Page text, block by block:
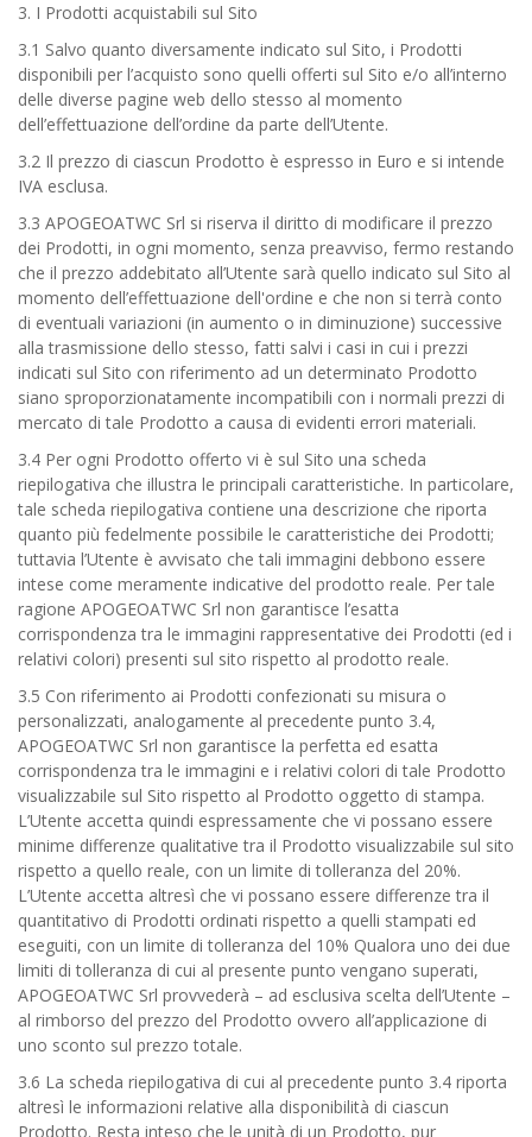
3. I Prodotti acquistabili sul Sito
3.1 Salvo quanto diversamente indicato sul Sito, i Prodotti
disponibili per l’acquisto sono quelli offerti sul Sito e/o all’interno
delle diverse pagine web dello stesso al momento
dell’effettuazione dell’ordine da parte dell’Utente.
3.2 Il prezzo di ciascun Prodotto è espresso in Euro e si intende
IVA esclusa.
3.3 APOGEOATWC Srl si riserva il diritto di modificare il prezzo
dei Prodotti, in ogni momento, senza preavviso, fermo restando
che il prezzo addebitato all’Utente sarà quello indicato sul Sito al
momento dell’effettuazione dell'ordine e che non si terrà conto
di eventuali variazioni (in aumento o in diminuzione) successive
alla trasmissione dello stesso, fatti salvi i casi in cui i prezzi
indicati sul Sito con riferimento ad un determinato Prodotto
siano sproporzionatamente incompatibili con i normali prezzi di
mercato di tale Prodotto a causa di evidenti errori materiali.
3.4 Per ogni Prodotto offerto vi è sul Sito una scheda
riepilogativa che illustra le principali caratteristiche. In particolare,
tale scheda riepilogativa contiene una descrizione che riporta
quanto più fedelmente possibile le caratteristiche dei Prodotti;
tuttavia l’Utente è avvisato che tali immagini debbono essere
intese come meramente indicative del prodotto reale. Per tale
ragione APOGEOATWC Srl non garantisce l’esatta
corrispondenza tra le immagini rappresentative dei Prodotti (ed i
relativi colori) presenti sul sito rispetto al prodotto reale.
3.5 Con riferimento ai Prodotti confezionati su misura o
personalizzati, analogamente al precedente punto 3.4,
APOGEOATWC Srl non garantisce la perfetta ed esatta
corrispondenza tra le immagini e i relativi colori di tale Prodotto
visualizzabile sul Sito rispetto al Prodotto oggetto di stampa.
L’Utente accetta quindi espressamente che vi possano essere
minime differenze qualitative tra il Prodotto visualizzabile sul sito
rispetto a quello reale, con un limite di tolleranza del 20%.
L’Utente accetta altresì che vi possano essere differenze tra il
quantitativo di Prodotti ordinati rispetto a quelli stampati ed
eseguiti, con un limite di tolleranza del 10% Qualora uno dei due
limiti di tolleranza di cui al presente punto vengano superati,
APOGEOATWC Srl provvederà – ad esclusiva scelta dell’Utente –
al rimborso del prezzo del Prodotto ovvero all’applicazione di
uno sconto sul prezzo totale.
3.6 La scheda riepilogativa di cui al precedente punto 3.4 riporta
altresì le informazioni relative alla disponibilità di ciascun
Prodotto. Resta inteso che le unità di un Prodotto, pur